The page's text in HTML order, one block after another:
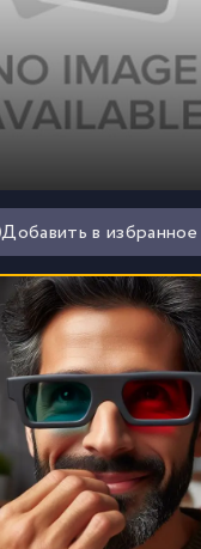
Добавить в избранное